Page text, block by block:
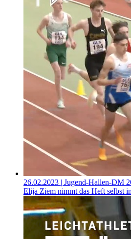
26.02.2023 | Jugend-Hallen-DM
Elija Ziem nimmt das Heft selbst